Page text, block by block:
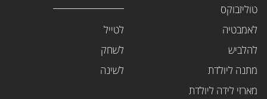
טוליזבוקס
לאמבטיה
להלביש
מתנה ליולדת
מארזי לידה ליולדת
לטייל
לשחק
לשינה